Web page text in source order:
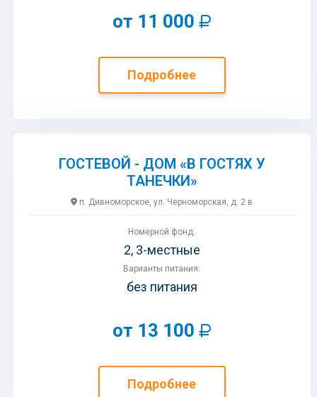
от 11 000
Подробнее
ГОСТЕВОЙ - ДОМ «В ГОСТЯХ У
ТАНЕЧКИ»
п. Дивноморское, ул. Черноморская, д. 2 в
Номерной фонд:
2, 3-местные
Варианты питания:
без питания
от 13 100
Подробнее